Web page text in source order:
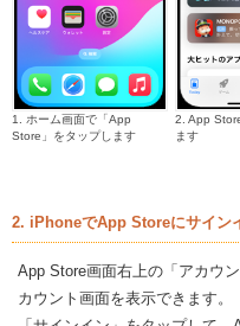
1. ホーム画面で「App
Store」をタップします
2. App
ます
2. iPhoneでApp Storeにサイン
App Store画面右上の「アカウ
カウント画面を表示できます